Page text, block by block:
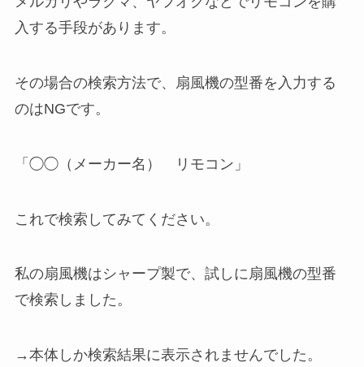
入する手段があります。
その場合の検索方法で、扇風機の型番を入力する
のはNGです。
「◯◯（メーカー名） リモコン」
これで検索してみてください。
私の扇風機はシャープ製で、試しに扇風機の型番
で検索しました。
→本体しか検索結果に表示されませんでした。